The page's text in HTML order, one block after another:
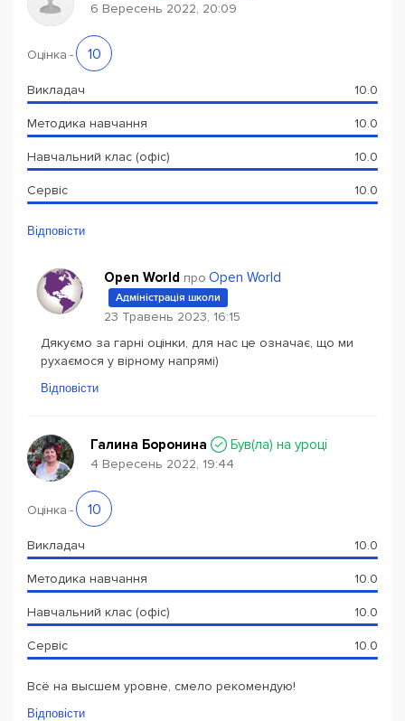
6 Вересень 2022, 20:09
Оцінка - 10
Викладач 10.0
Методика навчання 10.0
Навчальний клас (офіс) 10.0
Сервіс 10.0
Відповісти
Open World про Open World
Адміністрація школи
23 Травень 2023, 16:15
Дякуємо за гарні оцінки, для нас це означає, що ми
рухаємося у вірному напрямі)
Відповісти
Галина Боронина Був(ла) на уроці
4 Вересень 2022, 19:44
Оцінка - 10
Викладач 10.0
Методика навчання 10.0
Навчальний клас (офіс) 10.0
Сервіс 10.0
Всё на высшем уровне, смело рекомендую!
Відповісти